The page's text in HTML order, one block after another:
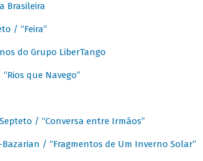
Brasileira
/ “Feira”
do Grupo LiberTango
que Navego”
/ “Conversa entre Irmãos”
Bazarian / “Fragmentos de Um Inverno Solar”